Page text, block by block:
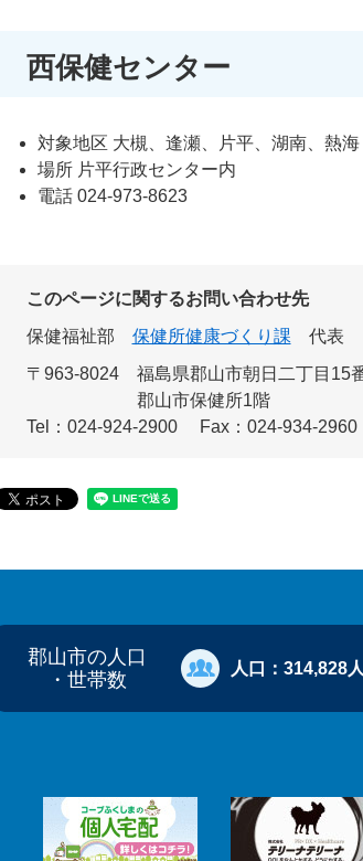
西保健センター
対象地区 大槻、逢瀬、片平、湖南、熱海
場所 片平行政センター内
電話 024-973-8623
このページに関するお問い合わせ先
保健福祉部
保健所健康づくり課
代表
〒963-8024
福島県郡山市朝日二丁目15
郡山市保健所1階
Tel：024-924-2900
Fax：024-934-2960
郡山市の人口
・世帯数
人口： 314,828人